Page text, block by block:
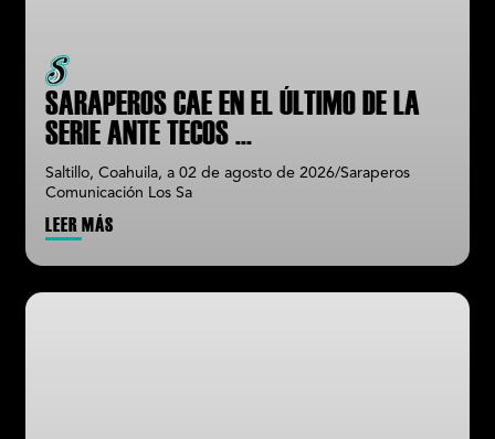
SARAPEROS CAE EN EL ÚLTIMO DE LA
SERIE ANTE TECOS
Saltillo, Coahuila, a 02 de agosto de 2026/Saraperos
Comunicación Los Sa
LEER MÁS